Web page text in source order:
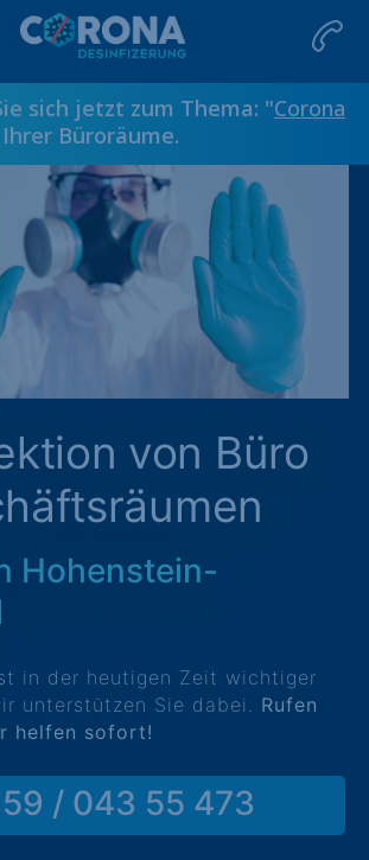
sich jetzt zum Thema: "Corona
Büroräume.
von Büro
Hohenstein-
in der heutigen Zeit wichtiger
unterstützen Sie dabei. Rufen
helfen sofort!
/ 043 55 473